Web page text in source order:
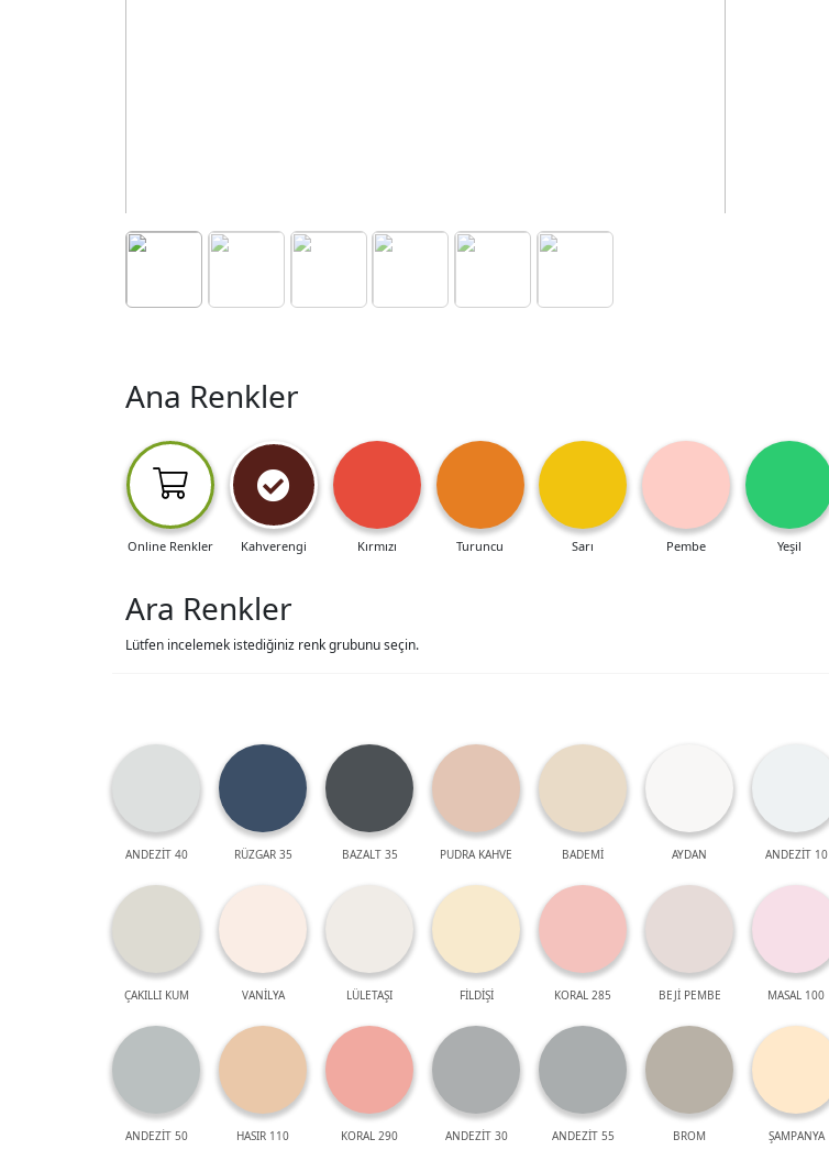
Ana Renkler
Online Renkler Kahverengi Kırmızı Turuncu Sarı Pembe Yeşil
Ara Renkler
Lütfen incelemek istediğiniz renk grubunu seçin.
ANDEZİT 40 RÜZGAR 35 BAZALT 35 PUDRA KAHVE BADEMİ AYDAN ANDEZİT 10
ÇAKILLI KUM VANİLYA LÜLETAŞI FİLDİŞİ KORAL 285 BEJİ PEMBE MASAL 100
ANDEZİT 50 HASIR 110 KORAL 290 ANDEZİT 30 ANDEZİT 55 BROM ŞAMPANYA